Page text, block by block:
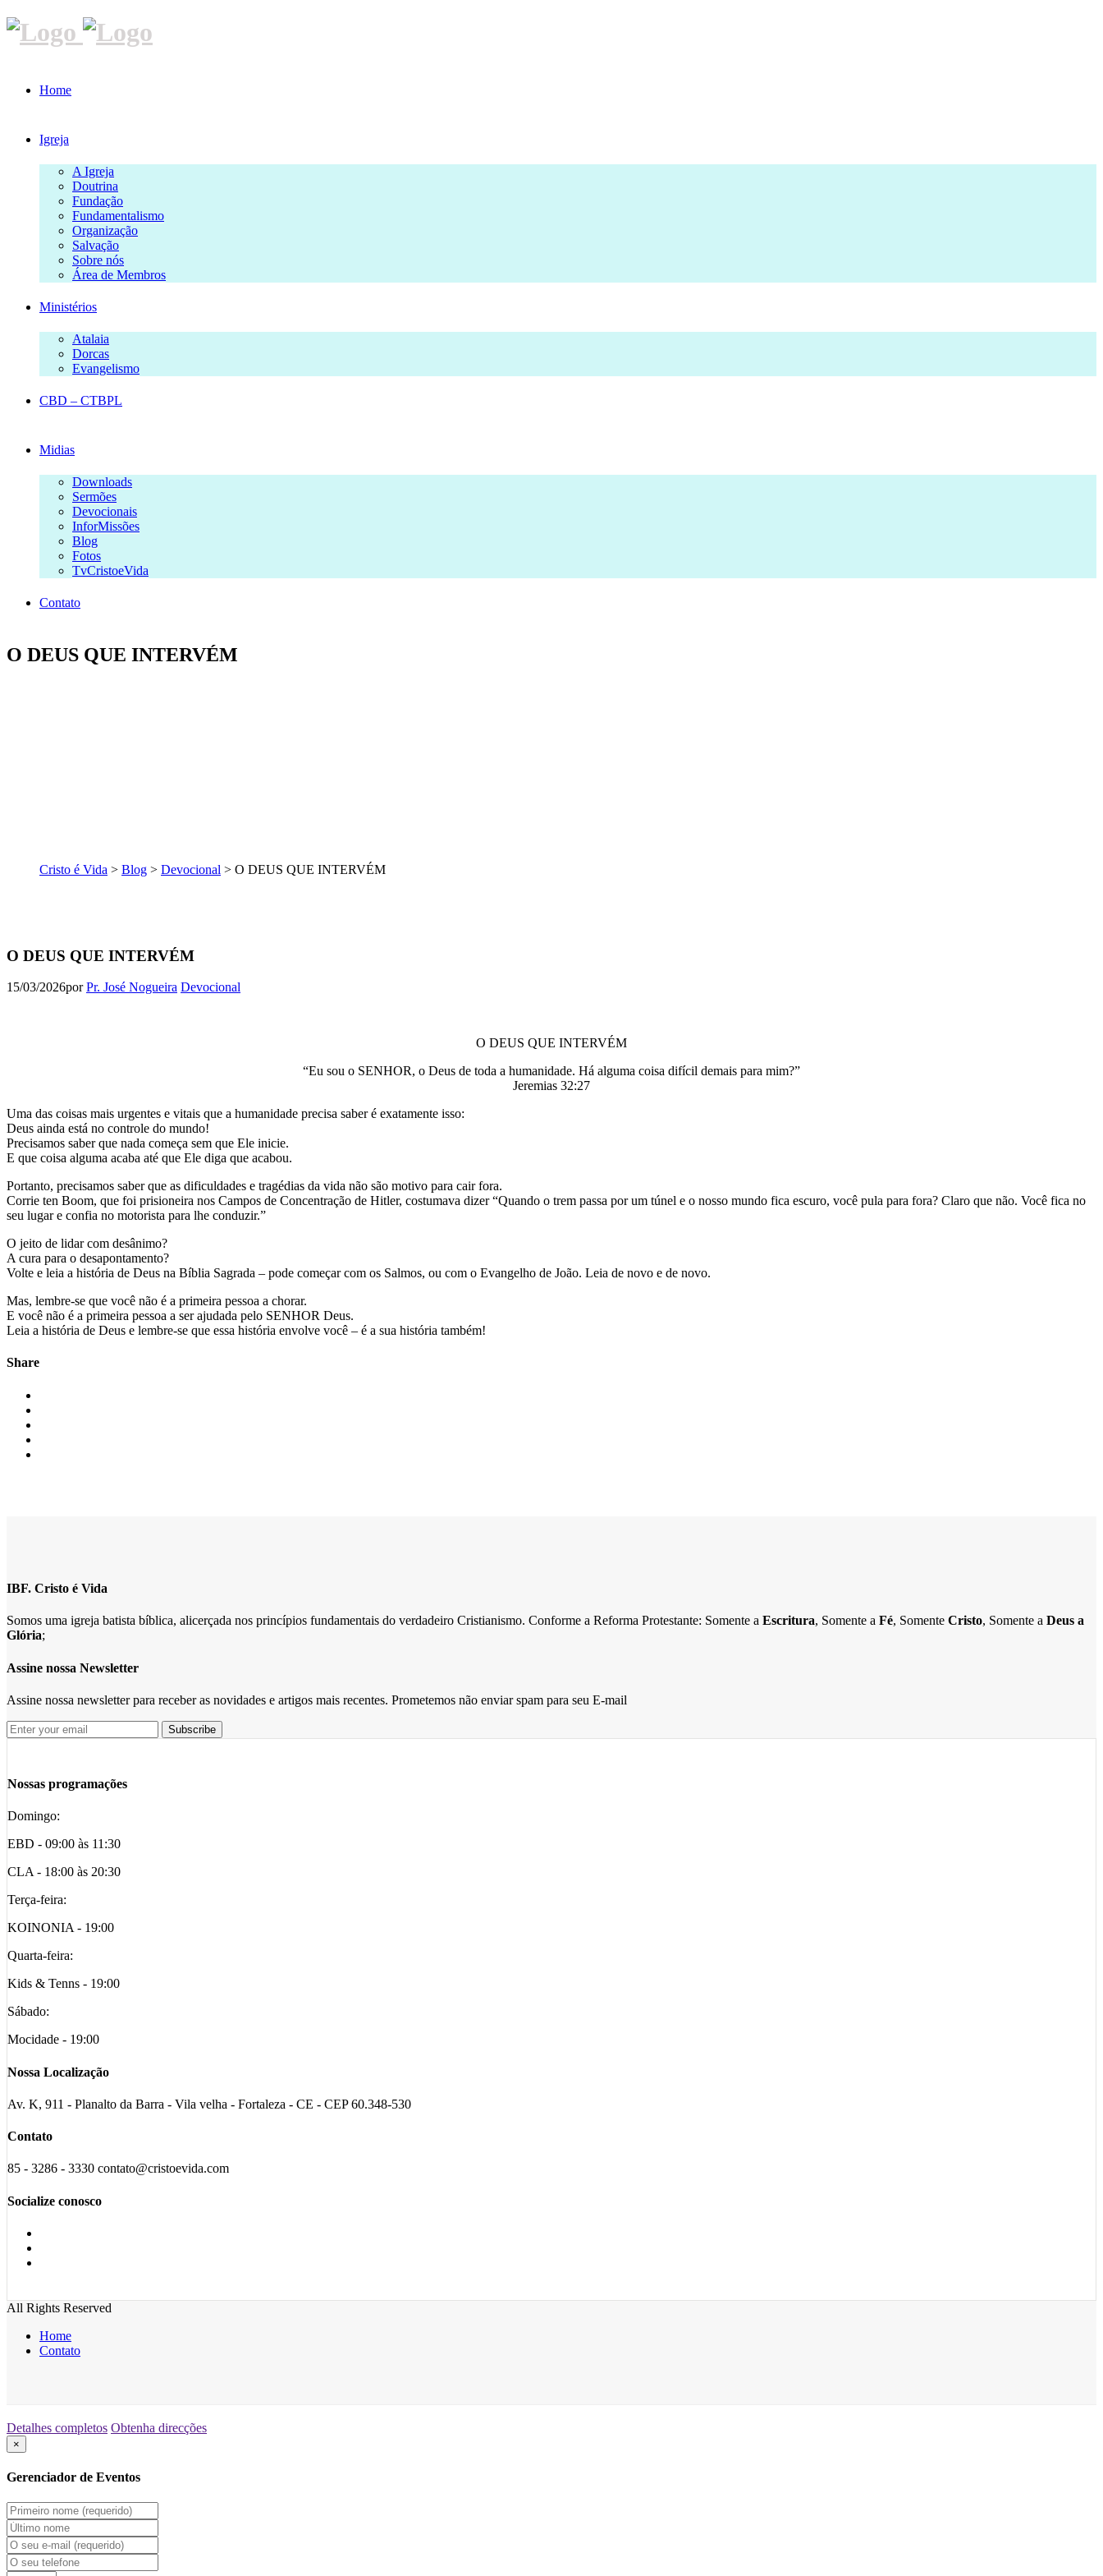
Home
Igreja
A Igreja
Doutrina
Fundação
Fundamentalismo
Organização
Salvação
Sobre nós
Área de Membros
Ministérios
Atalaia
Dorcas
Evangelismo
CBD – CTBPL
Midias
Downloads
Sermões
Devocionais
InforMissões
Blog
Fotos
TvCristoeVida
Contato
O DEUS QUE INTERVÉM
Cristo é Vida > Blog > Devocional > O DEUS QUE INTERVÉM
O DEUS QUE INTERVÉM
15/03/2026porPr. José Nogueira Devocional
O DEUS QUE INTERVÉM
“Eu sou o SENHOR, o Deus de toda a humanidade. Há alguma coisa difícil demais para mim?”
Jeremias 32:27
Uma das coisas mais urgentes e vitais que a humanidade precisa saber é exatamente isso:
Deus ainda está no controle do mundo!
Precisamos saber que nada começa sem que Ele inicie.
E que coisa alguma acaba até que Ele diga que acabou.
Portanto, precisamos saber que as dificuldades e tragédias da vida não são motivo para cair fora.
Corrie ten Boom, que foi prisioneira nos Campos de Concentração de Hitler, costumava dizer “Quando o trem passa por um túnel e o nosso mundo fica escuro, você pula para fora? Claro que não. Você fica no
seu lugar e confia no motorista para lhe conduzir.”
O jeito de lidar com desânimo?
A cura para o desapontamento?
Volte e leia a história de Deus na Bíblia Sagrada – pode começar com os Salmos, ou com o Evangelho de João. Leia de novo e de novo.
Mas, lembre-se que você não é a primeira pessoa a chorar.
E você não é a primeira pessoa a ser ajudada pelo SENHOR Deus.
Leia a história de Deus e lembre-se que essa história envolve você – é a sua história também!
Share
IBF. Cristo é Vida
Somos uma igreja batista bíblica, alicerçada nos princípios fundamentais do verdadeiro Cristianismo. Conforme a Reforma Protestante: Somente a Escritura, Somente a Fé, Somente Cristo, Somente a Deus a
Glória;
Assine nossa Newsletter
Assine nossa newsletter para receber as novidades e artigos mais recentes. Prometemos não enviar spam para seu E-mail
Nossas programações
Domingo:
EBD - 09:00 às 11:30
CLA - 18:00 às 20:30
Terça-feira:
KOINONIA - 19:00
Quarta-feira:
Kids & Tenns - 19:00
Sábado:
Mocidade - 19:00
Nossa Localização
Av. K, 911 - Planalto da Barra - Vila velha - Fortaleza - CE - CEP 60.348-530
Contato
85 - 3286 - 3330 contato@cristoevida.com
Socialize conosco
All Rights Reserved
Home
Contato
Detalhes completos Obtenha direcções
×
Gerenciador de Eventos